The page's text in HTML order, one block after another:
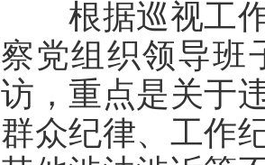
根据巡视工作
察党组织领导班
访，重点是关于
群众纪律、工作